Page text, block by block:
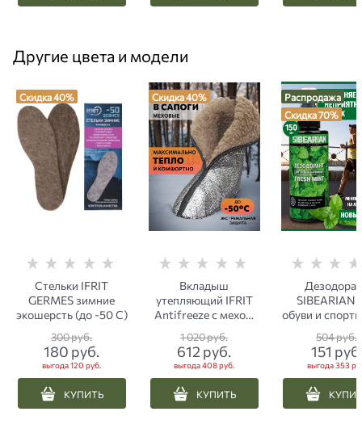
Другие цвета и модели
Скидка 40%
Стельки IFRIT
GERMES зимние
экошерсть (до -50 С)
300 руб.
180 руб.
выгода120 руб.
КУПИТЬ
Скидка 40%
Вкладыш
утепляющий IFRIT
Antifreeze с мехом
1 020 руб.
612 руб.
выгода408 руб.
КУПИТЬ
Распродажа
Скидка 70%
SIBEARIAN
обуви и
504 руб.
151 руб.
выгода353